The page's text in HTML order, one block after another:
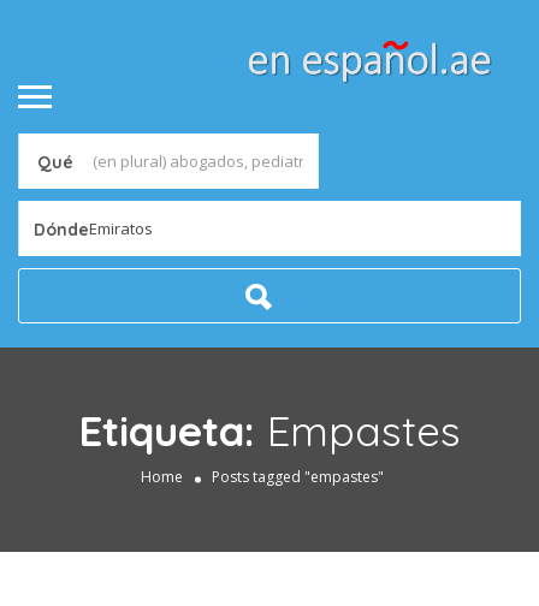
Qué
DóndeEmiratos
Etiqueta: Empastes
Home Posts tagged "empastes"